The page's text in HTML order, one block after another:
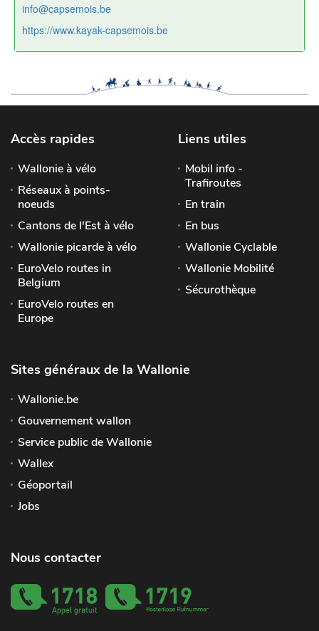
info@capsemois.be
https://www.kayak-capsemois.be
Accès rapides
Wallonie à vélo
Réseaux à points-
noeuds
Cantons de l'Est à vélo
Wallonie picarde à vélo
EuroVelo routes in
Belgium
EuroVelo routes en
Europe
Liens utiles
Mobil info -
Trafiroutes
En train
En bus
Wallonie Cyclable
Wallonie Mobilité
Sécurothèque
Sites généraux de la Wallonie
Wallonie.be
Gouvernement wallon
Service public de Wallonie
Wallex
Géoportail
Jobs
Nous contacter